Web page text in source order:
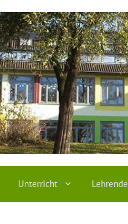
Unterricht Lehrende